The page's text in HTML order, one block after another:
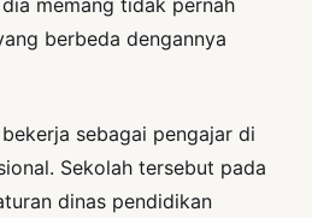
memang tidak pernah
berbeda dengannya
sebagai pengajar di
Sekolah tersebut pada
dinas pendidikan